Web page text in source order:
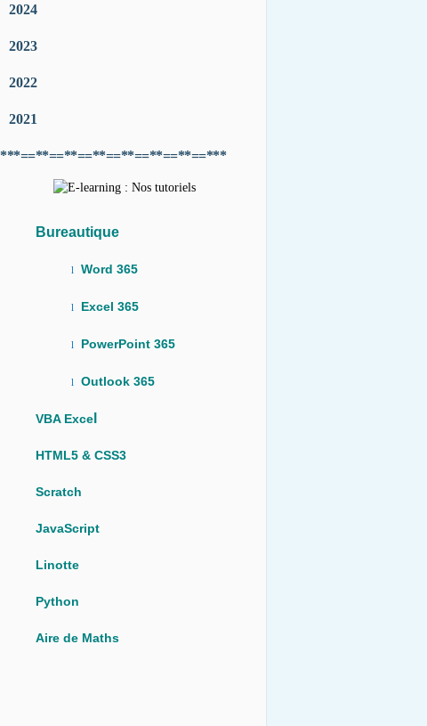
2024
2023
2022
2021
***==**==**==**==**==**==**==***
Bureautique
l Word 365
l Excel 365
l PowerPoint 365
l Outlook 365
VBA Exce
HTML5 & CSS3
Scratch
JavaScript
Linotte
Python
Aire de Maths